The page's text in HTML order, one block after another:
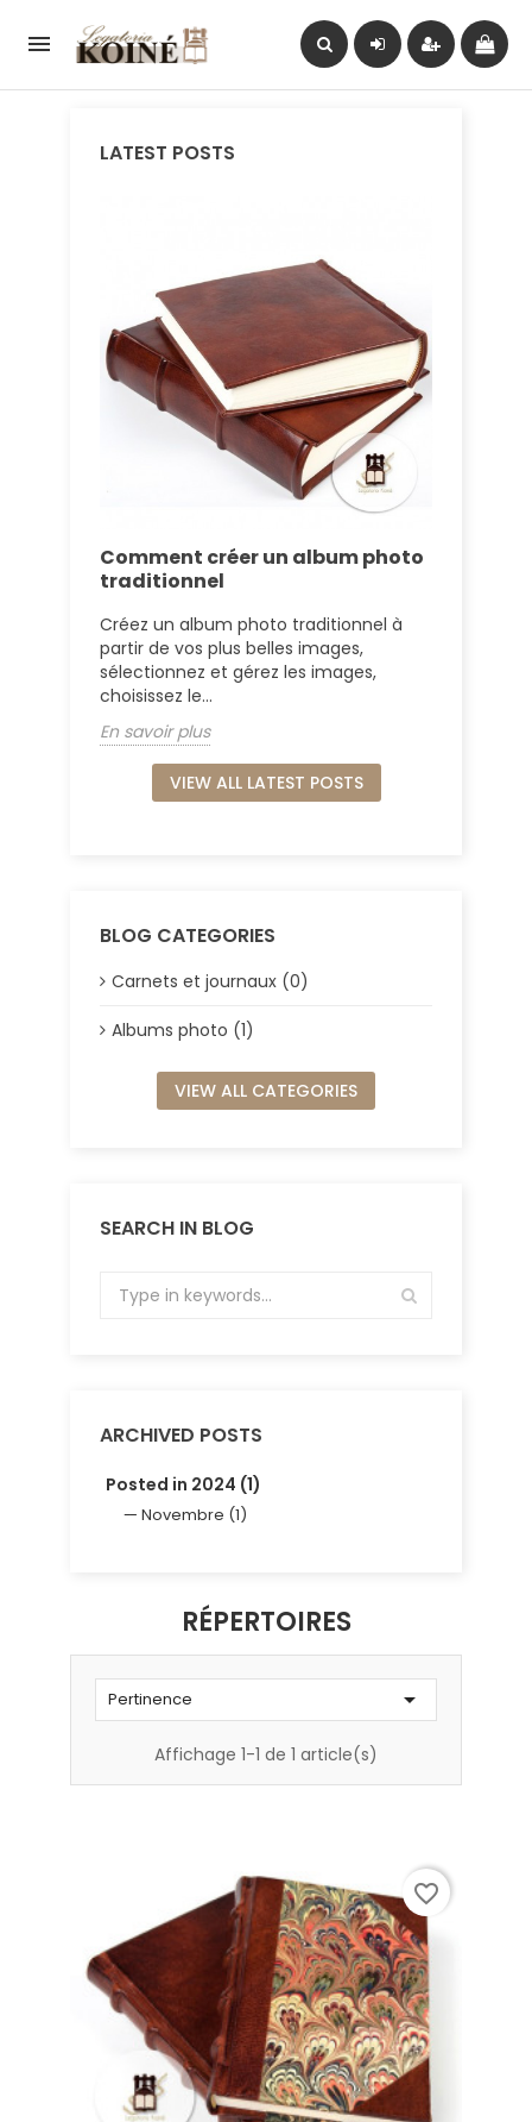

LATEST POSTS
Comment créer un album photo
traditionnel
Créez un album photo traditionnel à
partir de vos plus belles images,
sélectionnez et gérez les images,
choisissez le...
En savoir plus
VIEW ALL LATEST POSTS
BLOG CATEGORIES
Carnets et journaux (0)
Albums photo (1)
VIEW ALL CATEGORIES
SEARCH IN BLOG
ARCHIVED POSTS
Posted in 2024 (1)
Novembre (1)
RÉPERTOIRES
Pertinence 
Affichage 1-1 de 1 article(s)
favorite_border